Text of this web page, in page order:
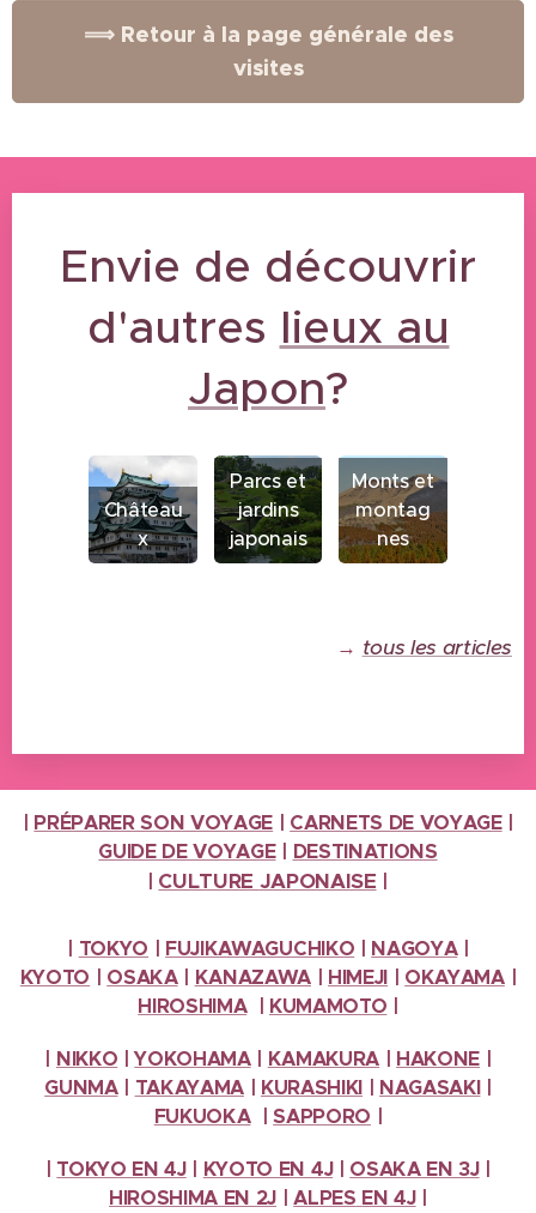
⟹ Retour à la page générale des
visites
Envie de découvrir
d'autres lieux au
Japon?
Château
x
Parcs et
jardins
japonais
Monts et
montag
nes
→ tous les articles
PRÉPARER SON VOYAGE CARNETS DE VOYAGE|
GUIDE DE VOYAGE| DESTINATIONS
CULTURE JAPONAISE |
TOKYO FUJIKAWAGUCHIKO NAGOYA|
KYOTO
OSAKA| KANAZAWA HIMEJI OKAYAMA|
HIROSHIMA| KUMAMOTO
NIKKO |YOKOHAMA| KAMAKURA HAKONE
GUNMA| TAKAYAMA| KURASHIKI NAGASAKI|
FUKUOKA|SAPPORO
TOKYO EN 4J KYOTO EN 4J OSAKA EN 3J
HIROSHIMA EN 2J
|ALPES EN 4J